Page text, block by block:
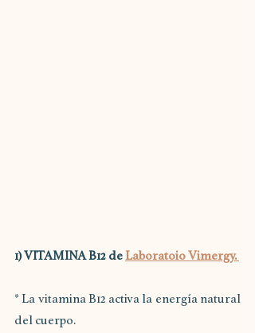
1) VITAMINA B12 de
* La vitamina B12 activa la energía natural
del cuerpo.